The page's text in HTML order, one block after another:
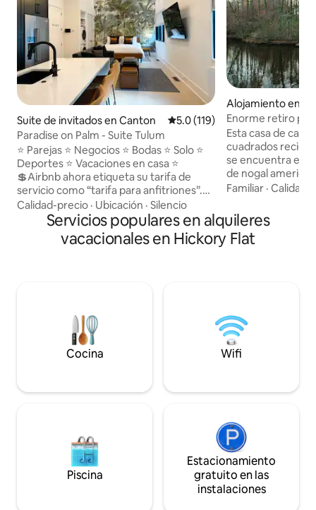
Suite de invitados en Canton Calificación promedio: 5.0 de
5.0 (119)
Paradise on Palm - Suite Tulum
⭐️ Parejas ⭐️ Negocios ⭐️ Bodas ⭐️ Solo ⭐️
Deportes ⭐️ Vacaciones en casa ⭐️
💲Airbnb ahora etiqueta su tarifa de
servicio como “tarifa para anfitriones”.
Haz clic en “Reservar” para ver el precio
final. Aún no se te cobrará nada. 🛑 La
reservación confirma que has leído
todas las reglas. Toca “Reglas
ensueño, que es una versión
contemporánea de un estilo moderno
de mediados de siglo. Esperamos que te
Calidad-precio · Ubicación · Silencio
Alojamiento en
Enorme retiro
(Hickory Lodge)
Esta casa de
cuadrados
se encuentra
de nogal
privado con
caza. Relájate en el porche de 50 pies de
largo y observa el
ranas por la noche. Disfruta de un
privados y completos. Este
todo.
Familiar ·Calidad-
Servicios populares en alquileres
vacacionales en Hickory Flat
Cocina Wifi
Piscina
Estacionamiento
gratuito en las
instalaciones